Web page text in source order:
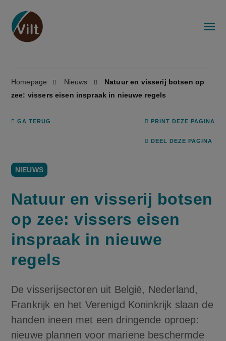
Homepage Nieuws
Natuur en visserij botsen op
zee: vissers eisen inspraak in nieuwe regels
GA TERUG PRINT DEZE PAGINA
DEEL DEZE PAGINA
NIEUWS
Natuur en visserij botsen
op zee: vissers eisen
inspraak in nieuwe
regels
De visserijsectoren uit België, Nederland,
Frankrijk en het Verenigd Koninkrijk slaan de
handen ineen met een dringende oproep:
nieuwe plannen voor mariene beschermde